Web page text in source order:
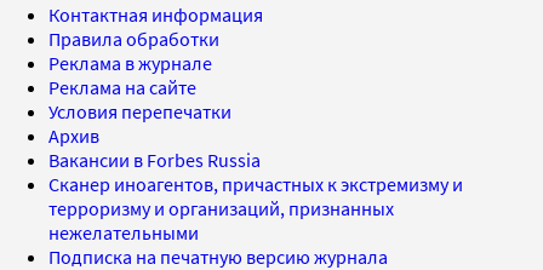
Контактная информация
Правила обработки
Реклама в журнале
Реклама на сайте
Условия перепечатки
Архив
Вакансии в Forbes Russia
Сканер иноагентов, причастных к экстремизму и
терроризму и организаций, признанных
нежелательными
Подписка на печатную версию журнала